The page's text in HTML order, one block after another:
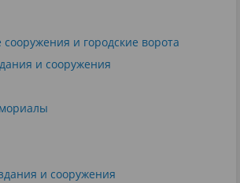
и городские ворота
и сооружения
и сооружения